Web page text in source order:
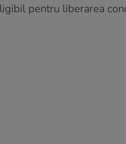
pentru liberarea